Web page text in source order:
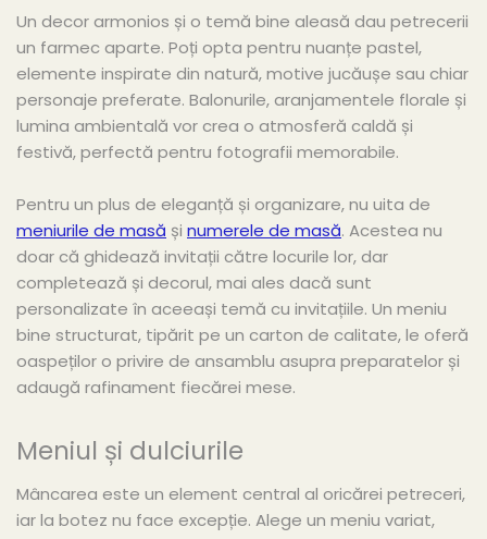
Un decor armonios și o temă bine aleasă dau petrecerii
un farmec aparte. Poți opta pentru nuanțe pastel,
elemente inspirate din natură, motive jucăușe sau chiar
personaje preferate. Balonurile, aranjamentele florale și
lumina ambientală vor crea o atmosferă caldă și
festivă, perfectă pentru fotografii memorabile.
Pentru un plus de eleganță și organizare, nu uita de
meniurile de masă și numerele de masă. Acestea nu
doar că ghidează invitații către locurile lor, dar
completează și decorul, mai ales dacă sunt
personalizate în aceeași temă cu invitațiile. Un meniu
bine structurat, tipărit pe un carton de calitate, le oferă
oaspeților o privire de ansamblu asupra preparatelor și
adaugă rafinament fiecărei mese.
Meniul și dulciurile
Mâncarea este un element central al oricărei petreceri,
iar la botez nu face excepție. Alege un meniu variat,